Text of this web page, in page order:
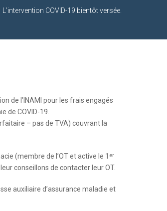
L’intervention COVID-19 bientôt versée.
de l’INAMI pour les frais engagés
de COVID-19.
– pas de TVA) couvrant la
(membre de l’OT et active le 1 er
conseillons de contacter leur OT.
auxiliaire d’assurance maladie et